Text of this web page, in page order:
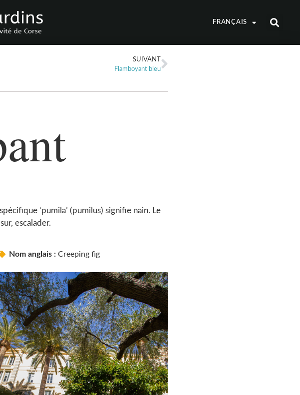
FRANÇAIS
SUIVANT
Flamboyant bleu
‘pumila’ (pumilus) signifie nain. Le
escalader.
Nom anglais :Creeping fig